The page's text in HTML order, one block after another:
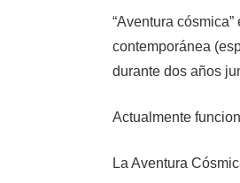
“Aventura
contemporánea
durante dos años
Actualmente
La Aventura